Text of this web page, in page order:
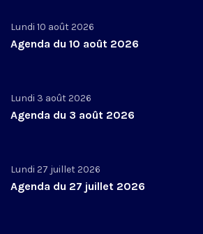
Lundi 10 août 2026
Agenda du 10 août 2026
Lundi 3 août 2026
Agenda du 3 août 2026
Lundi 27 juillet 2026
Agenda du 27 juillet 2026